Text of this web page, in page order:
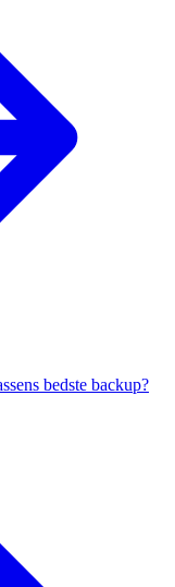
bedste backup?